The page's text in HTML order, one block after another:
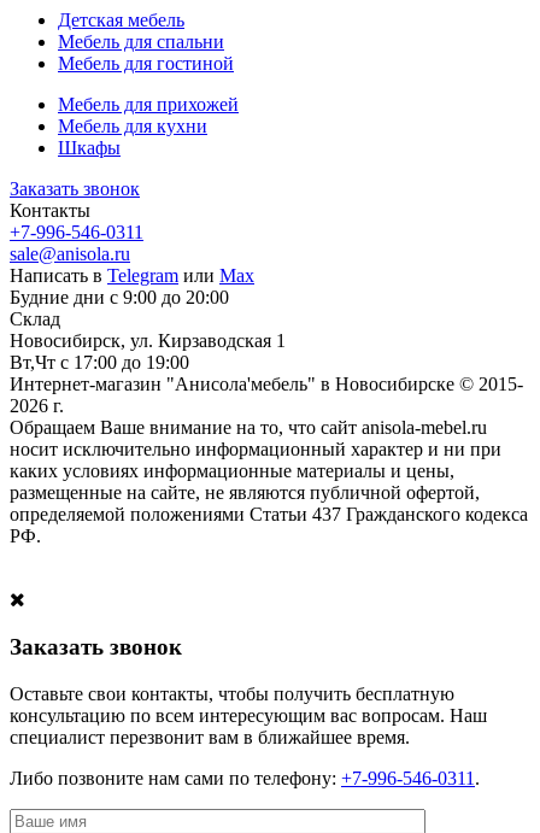
Детская мебель
Мебель для спальни
Мебель для гостиной
Мебель для прихожей
Мебель для кухни
Шкафы
Заказать звонок
Контакты
+7-996-546-0311
sale@anisola.ru
Написать в Telegram или Max
Будние дни с 9:00 до 20:00
Склад
Новосибирск, ул. Кирзаводская 1
Вт,Чт с 17:00 до 19:00
Интернет-магазин "Анисола'мебель" в Новосибирске © 2015-
2026 г.
Обращаем Ваше внимание на то, что сайт anisola-mebel.ru
носит исключительно информационный характер и ни при
каких условиях информационные материалы и цены,
размещенные на сайте, не являются публичной офертой,
определяемой положениями Статьи 437 Гражданского кодекса
РФ.
Заказать звонок
Оставьте свои контакты, чтобы получить бесплатную
консультацию по всем интересующим вас вопросам. Наш
специалист перезвонит вам в ближайшее время.
Либо позвоните нам сами по телефону: +7-996-546-0311 .